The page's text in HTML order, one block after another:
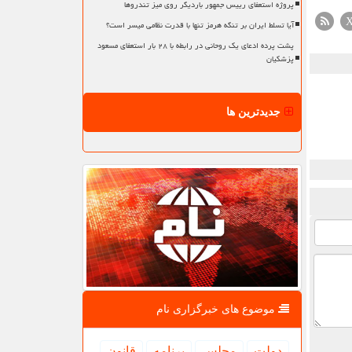
پروژه استعفای رییس جمهور باردیگر روی میز تندروها
آیا تسلط ایران بر تنگه هرمز تنها با قدرت نظامی میسر است؟
پشت پرده ادعای یک روحانی در رابطه با ۲۸ بار استعفای مسعود
پزشکیان
جدیدترین ها
موضوع های خبرگزاری نام